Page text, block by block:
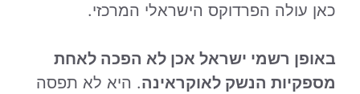
כאן עולה הפרדוקס הישראלי המרכזי.
באופן רשמי ישראל אכן לא הפכה לאחת
מספקיות הנשק לאוקראינה. היא לא תפסה